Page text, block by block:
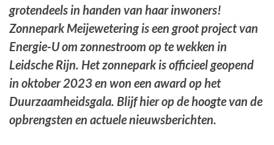
grotendeels in handen van haar inwoners!
Zonnepark Meijewetering is een groot project van
Energie-U om zonnestroom op te wekken in
Leidsche Rijn. Het zonnepark is officieel geopend
in oktober 2023 en won een award op het
Duurzaamheidsgala. Blijf hier op de hoogte van de
opbrengsten en actuele nieuwsberichten.